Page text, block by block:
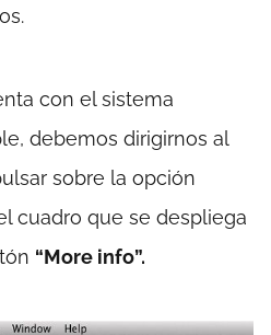
con el sistema
debemos dirigirnos al
sobre la opción
cuadro que se despliega
“More info”.